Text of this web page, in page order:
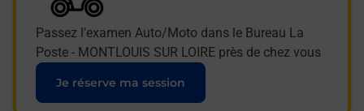
Passez l'examen Auto/Moto dans le Bureau La
Poste - MONTLOUIS SUR LOIRE près de chez vous
Je réserve ma session